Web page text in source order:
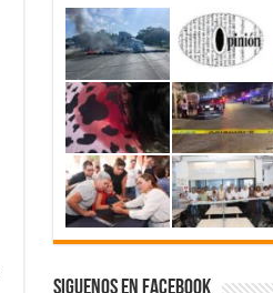
Siguenos en Facebook